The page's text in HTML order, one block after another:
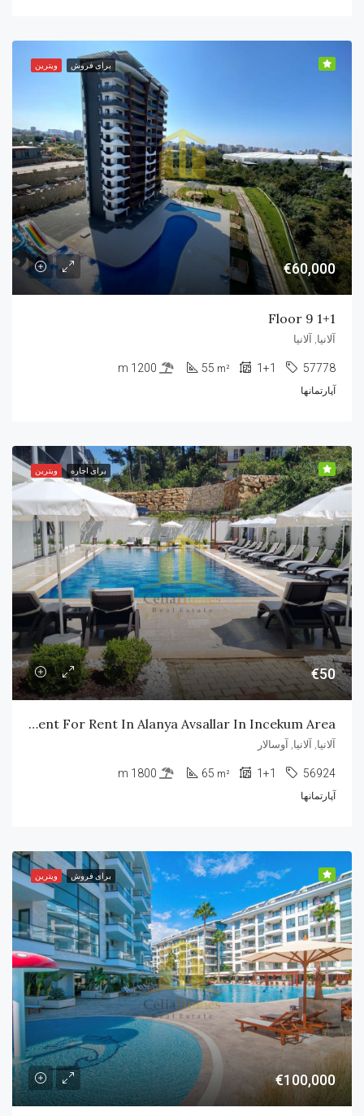
برای فروش ویترین
€60,000
1+1 Floor 9
آلانیا, آلانیا
57778
1+1
55 m²
1200 m
آپارتمانها
برای اجاره ویترین
€50
Apartment For Rent In Alanya Avsallar In Incekum Area
آلانیا, آلانیا, آوسالار
56924
1+1
65 m²
1800 m
آپارتمانها
برای فروش ویترین
€100,000